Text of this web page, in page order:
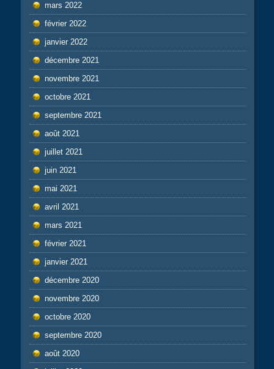
mars 2022
février 2022
janvier 2022
décembre 2021
novembre 2021
octobre 2021
septembre 2021
août 2021
juillet 2021
juin 2021
mai 2021
avril 2021
mars 2021
février 2021
janvier 2021
décembre 2020
novembre 2020
octobre 2020
septembre 2020
août 2020